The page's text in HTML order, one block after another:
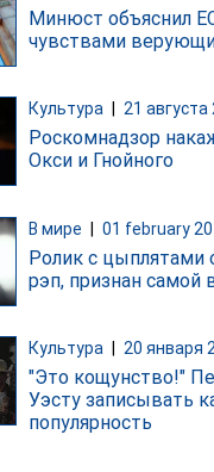
Минюст объяснил
чувствами
Культура 21 августа
Роскомнадзор
Окси и Гнойного
В мире | 01 february
Ролик с цыплятами
рэп, признан самой
Культура 20 января
"Это кощунство!"
Уэсту записывать
популярность